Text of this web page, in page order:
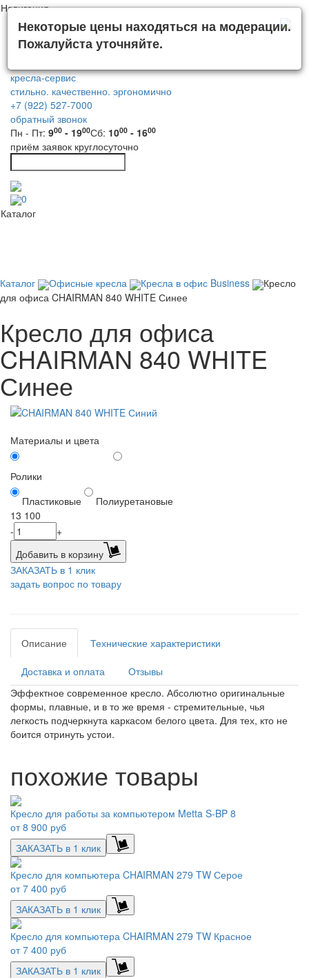
Навигация
кресла-сервис
стильно. качественно. эргономично
+7 (922) 527-7000
обратный звонок
Пн - Пт: 900 - 1900Сб: 1000 - 1600
приём заявок круглосуточно
0
Каталог
Каталог Офисные кресла Кресла в офис Business
Кресло
для офиса CHAIRMAN 840 WHITE Синее
Кресло для офиса
CHAIRMAN 840 WHITE
Синее
Материалы и цвета
Ролики
Пластиковые
Полиуретановые
13 100
-
+
Добавить в корзину
ЗАКАЗАТЬ в 1 клик
задать вопрос по товару
Описание Технические характеристики
Доставка и оплата
Отзывы
Эффектное современное кресло. Абсолютно оригинальные
формы, плавные, и в то же время - стремительные, чья
легкость подчеркнута каркасом белого цвета. Для тех, кто не
боится отринуть устои.
похожие товары
Кресло для работы за компьютером Metta S-BP 8
от8 900 руб
ЗАКАЗАТЬ в 1 клик
Кресло для компьютера CHAIRMAN 279 TW Серое
от7 400 руб
ЗАКАЗАТЬ в 1 клик
Кресло для компьютера CHAIRMAN 279 TW Красное
от7 400 руб
ЗАКАЗАТЬ в 1 клик
Некоторые цены находяться на модерации.
Пожалуйста уточняйте.